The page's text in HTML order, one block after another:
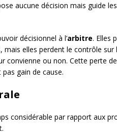
aucune décision mais guide
décisionnel à l’arbitre. Elles
elles perdent le contrôle sur
convienne ou non. Cette perte
gain de cause.
considérable par rapport aux